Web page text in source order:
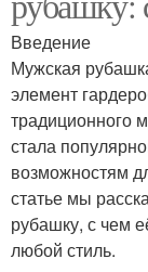
Введение
Мужская
элемент
традиционного
стала
возможностям
статье мы
рубашку, с чем
любой стиль.